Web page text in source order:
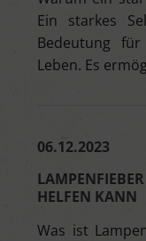
Ein starkes
Bedeutung
Leben. Es
06.12.2023
HELFEN KANN
Was ist